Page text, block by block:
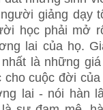
giảng dạy
học phải mở
lai của họ.
là những
cuộc đời
lai - nói hàn